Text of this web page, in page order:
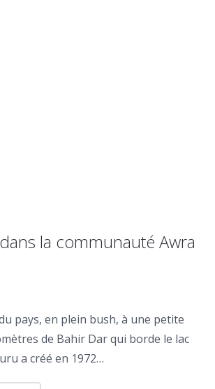
la communauté Awra
pays, en plein bush, à une petite
de Bahir Dar qui borde le lac
a créé en 1972…